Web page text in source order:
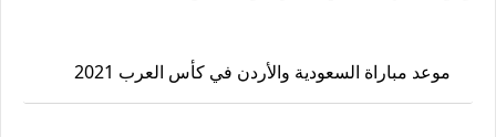
موعد مباراة السعودية والأردن في كأس العرب 2021